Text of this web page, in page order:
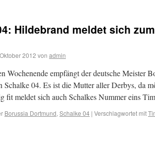
Hildebrand meldet sich
2012 von admin
Wochenende empfängt der deutsche Meister
Schalke 04. Es ist die Mutter aller Derbys, da
fit meldet sich auch Schalkes Nummer eins
Borussia Dortmund, Schalke 04 | Verschlagwortet mit